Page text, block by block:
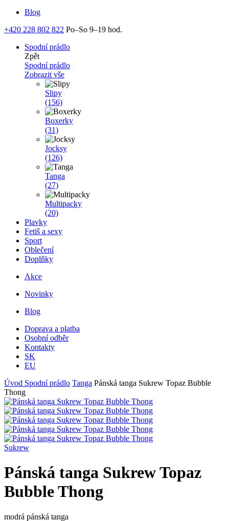
Blog
+420 228 802 822 Po–So 9–19 hod.
Spodní prádlo
Zpět
Spodní prádlo
Zobrazit vše
Slipy
(156)
Boxerky
(31)
Jocksy
(126)
Tanga
(27)
Multipacky
(20)
Plavky
Fetiš a sexy
Sport
Oblečení
Doplňky
Akce
Novinky
Blog
Doprava a platba
Osobní odběr
Kontakty
SK
EU
Úvod Spodní prádlo Tanga Pánská tanga Sukrew Topaz Bubble
Thong
Sukrew
Pánská tanga Sukrew Topaz
Bubble Thong
modrá pánská tanga